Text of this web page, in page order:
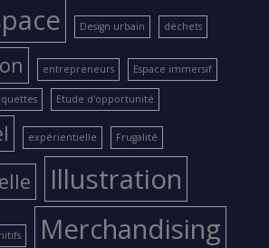
Design urbain déchets
entrepreneurs Espace immersif
Etude d'opportunité
expérientielle Frugalité
Illustration
Merchandising